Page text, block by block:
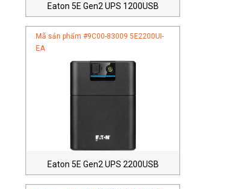
Eaton 5E Gen2 UPS 1200USB
Mã sản phẩm #9C00-83009 5E2200UI-
EA
Eaton 5E Gen2 UPS 2200USB